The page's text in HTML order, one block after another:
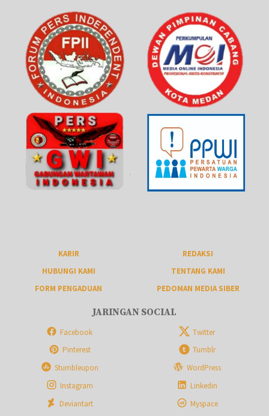
KARIR
REDAKSI
HUBUNGI KAMI
TENTANG KAMI
FORM PENGADUAN
PEDOMAN MEDIA SIBER
JARINGAN SOCIAL
Facebook
Twitter
Pinterest
Tumblr
Stumbleupon
WordPress
Instagram
Linkedin
Deviantart
Myspace